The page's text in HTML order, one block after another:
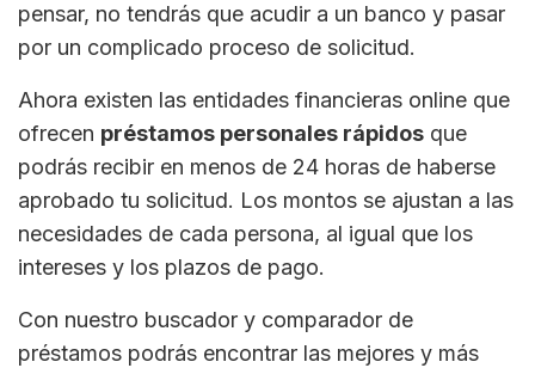
pensar, no tendrás que acudir a un banco y pasar
por un complicado proceso de solicitud.
Ahora existen las entidades financieras online que
ofrecen préstamos personales rápidos que
podrás recibir en menos de 24 horas de haberse
aprobado tu solicitud. Los montos se ajustan a las
necesidades de cada persona, al igual que los
intereses y los plazos de pago.
Con nuestro buscador y comparador de
préstamos podrás encontrar las mejores y más